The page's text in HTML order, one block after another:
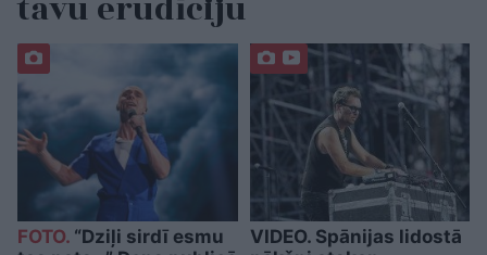
FOTO. “Dziļi sirdī esmu
VIDEO. Spānijas lidostā